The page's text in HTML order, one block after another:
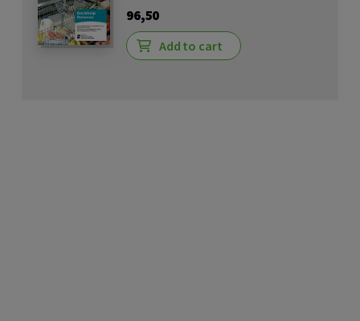
96,50
Add to cart